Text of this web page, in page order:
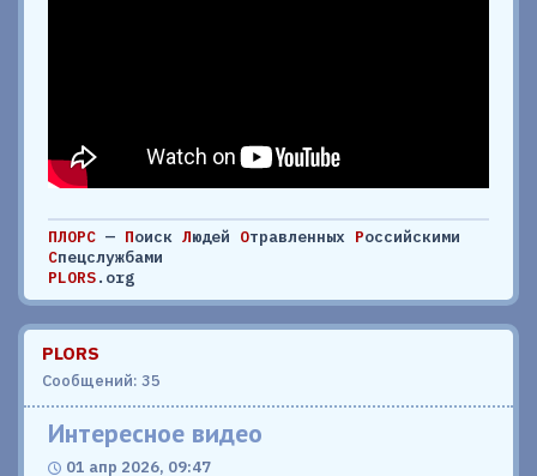
ПЛОРС — Поиск Людей Отравленных Российскими
Спецслужбами
PLORS.org
PLORS
Сообщений: 35
Интересное видео
01 апр 2026, 09:47